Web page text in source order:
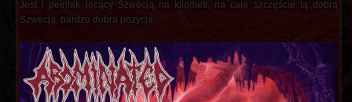
Jest i pełniak lecący Szwecją na kilometr, na całe szczęście tą dobrą
Szwecją, bardzo dobra pozycja.